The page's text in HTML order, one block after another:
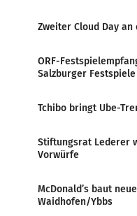
Zweiter Cloud Day an
ORF-
Salzburger Festspiele
Tchibo bringt Ube-
Stiftungsrat Lederer
Vorwürfe
McDonald’s baut
Waidhofen/Ybbs